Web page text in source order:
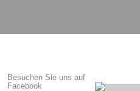
Besuchen Sie uns auf
Facebook